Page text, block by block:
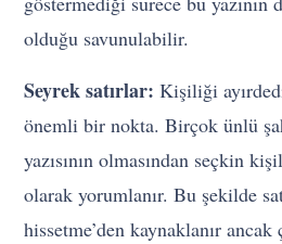
olduğu savunulabilir.
Seyrek satırlar:Kişiliği
önemli bir nokta. Birçok ünlü
yazısının olmasından seçkin
olarak yorumlanır. Bu şekilde
hissetme’den kaynaklanır